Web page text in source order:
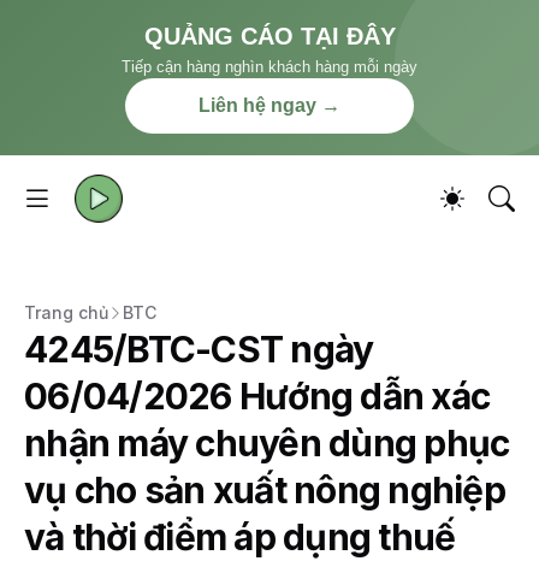
QUẢNG CÁO TẠI ĐÂY
Tiếp cận hàng nghìn khách hàng mỗi ngày
Liên hệ ngay →
Trang chủ BTC
4245/BTC-CST ngày
06/04/2026 Hướng dẫn xác
nhận máy chuyên dùng phục
vụ cho sản xuất nông nghiệp
và thời điểm áp dụng thuế